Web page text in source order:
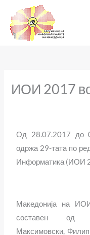
content
ИОИ 2017
Од 28.07.2017 до
одржа 29-тата по
Информатика (ИОИ
Македонија на
составен од
Максимовски,